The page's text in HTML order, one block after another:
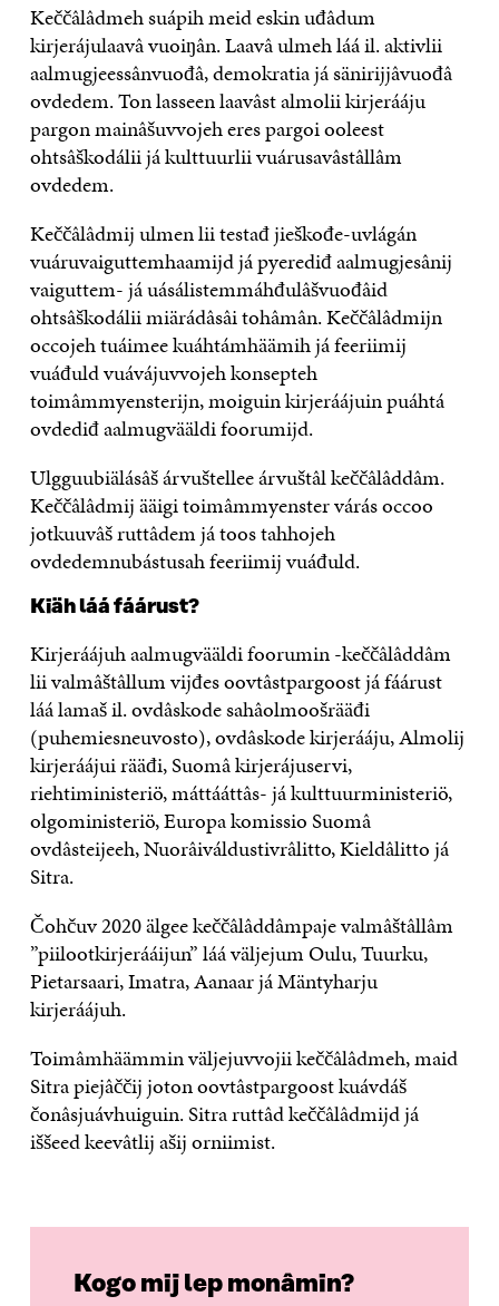
Keččâlâdmeh suápih meid eskin uđâdum
kirjerájulaavâ vuoiŋân. Laavâ ulmeh láá il. aktivlii
aalmugjeessânvuođâ, demokratia já sänirijjâvuođâ
ovdedem. Ton lasseen laavâst almolii kirjerááju
pargon mainâšuvvojeh eres pargoi ooleest
ohtsâškodálii já kulttuurlii vuárusavâstâllâm
ovdedem.
Keččâlâdmij ulmen lii testađ jieškođe-uvlágán
vuáruvaiguttemhaamijd já pyerediđ aalmugjesânij
vaiguttem- já uásálistemmáhđulâšvuođâid
ohtsâškodálii miärádâsâi tohâmân. Keččâlâdmijn
occojeh tuáimee kuáhtámhäämih já feeriimij
vuáđuld vuávájuvvojeh konsepteh
toimâmmyensterijn, moiguin kirjeráájuin puáhtá
ovdediđ aalmugvääldi foorumijd.
Ulgguubiälásâš árvuštellee árvuštâl keččâlâddâm.
Keččâlâdmij ääigi toimâmmyenster várás occoo
jotkuuvâš ruttâdem já toos tahhojeh
ovdedemnubástusah feeriimij vuáđuld.
Kiäh láá fáárust?
Kirjeráájuh aalmugvääldi foorumin -keččâlâddâm
lii valmâštâllum vijđes oovtâstpargoost já fáárust
láá lamaš il. ovdâskode sahâolmoošrääđi
(puhemiesneuvosto), ovdâskode kirjerááju, Almolij
kirjeráájui rääđi, Suomâ kirjerájuservi,
riehtiministeriö, máttááttâs- já kulttuurministeriö,
olgoministeriö, Europa komissio Suomâ
ovdâsteijeeh, Nuorâiváldustivrâlitto, Kieldâlitto já
Sitra.
Čohčuv 2020 älgee keččâlâddâmpaje valmâštâllâm
”piilootkirjerááijun” láá väljejum Oulu, Tuurku,
Pietarsaari, Imatra, Aanaar já Mäntyharju
kirjeráájuh.
Toimâmhäämmin väljejuvvojii keččâlâdmeh, maid
Sitra piejâččij joton oovtâstpargoost kuávdáš
čonâsjuávhuiguin. Sitra ruttâd keččâlâdmijd já
iššeed keevâtlij ašij orniimist.
Kogo mij lep monâmin?